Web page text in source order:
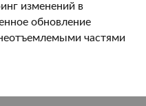
изменений в
обновление
частями